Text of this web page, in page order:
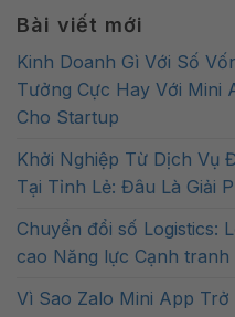
Bài viết mới
Kinh Doanh Gì Với Số
Tưởng Cực Hay Với Mini
Cho Startup
Khởi Nghiệp Từ Dịch Vụ
Tại Tỉnh Lẻ: Đâu Là Giải
Chuyển đổi số Logistics:
cao Năng lực Cạnh tranh
Vì Sao Zalo Mini App